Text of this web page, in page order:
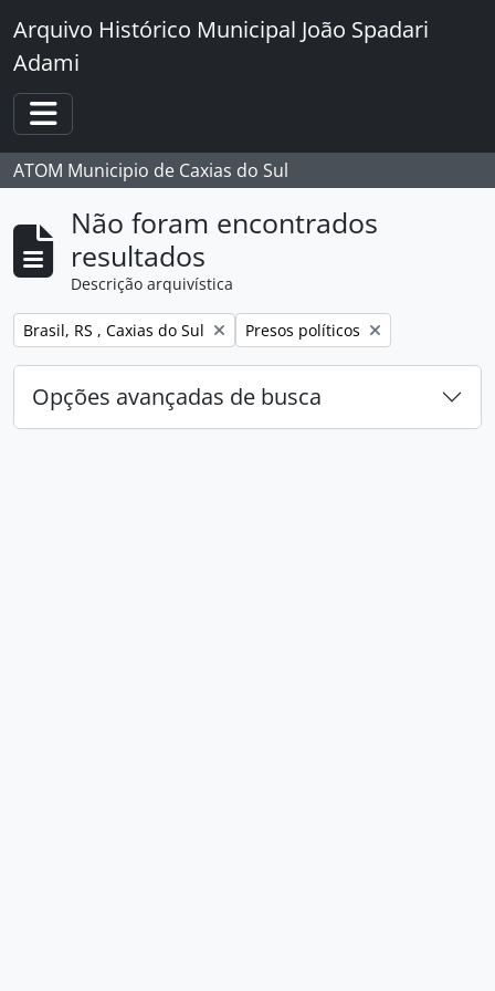
Skip to main content
Arquivo Histórico Municipal João Spadari
Adami
Toggle navigation
ATOM Municipio de Caxias do Sul
Não foram encontrados
resultados
Descrição arquivística
Remover filtro:
Brasil, RS , Caxias do Sul Remover filtro:
Presos políticos
Opções avançadas de busca